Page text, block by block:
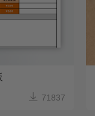
 71837